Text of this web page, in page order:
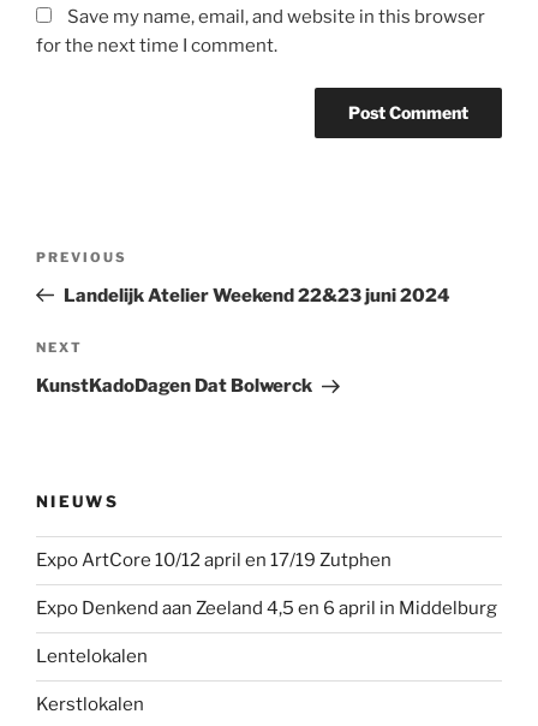
Save my name, email, and website in this browser
for the next time I comment.
Previous
Post
PREVIOUS
Landelijk Atelier Weekend 22&23 juni 2024
Next
Post
NEXT
KunstKadoDagen Dat Bolwerck
NIEUWS
Expo ArtCore 10/12 april en 17/19 Zutphen
Expo Denkend aan Zeeland 4,5 en 6 april in Middelburg
Lentelokalen
Kerstlokalen